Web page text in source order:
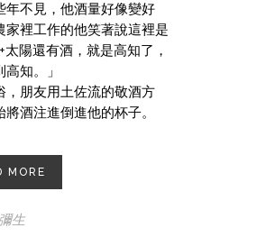
年不見，他酒量好像變好
家裡工作的他笑著說這裡是
+太陽還有酒，就是高知了，
知。」
，朋友用土佐流的敬酒方
將酒注進倒進他的杯子。
MORE
生